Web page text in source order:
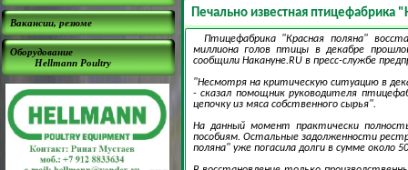
Вакансии, резюме
Оборудование
Hellmann Poultry
Печально известная птицефабрика
Птицефабрика "Красная поляна"
миллиона голов птицы в декабре
сообщили Накануне.RU в пресс-службе
"Несмотря на критическую ситуацию в
- сказал помощник руководителя
цепочку из мяса собственного сырья".
На данный момент практически
пособиям. Остальные задолженности
поляна" уже погасила долги в сумме около